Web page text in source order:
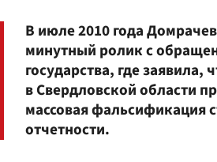
В июле 2010 года
минутный ролик с
государства, где заявила,
в Свердловской области
массовая фальсификация
отчетности.